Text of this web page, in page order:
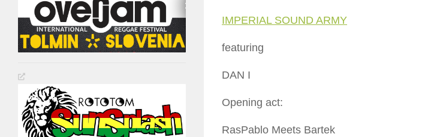
IMPERIAL SOUND ARMY
featuring
DAN I
Opening act:
RasPablo Meets Bartek